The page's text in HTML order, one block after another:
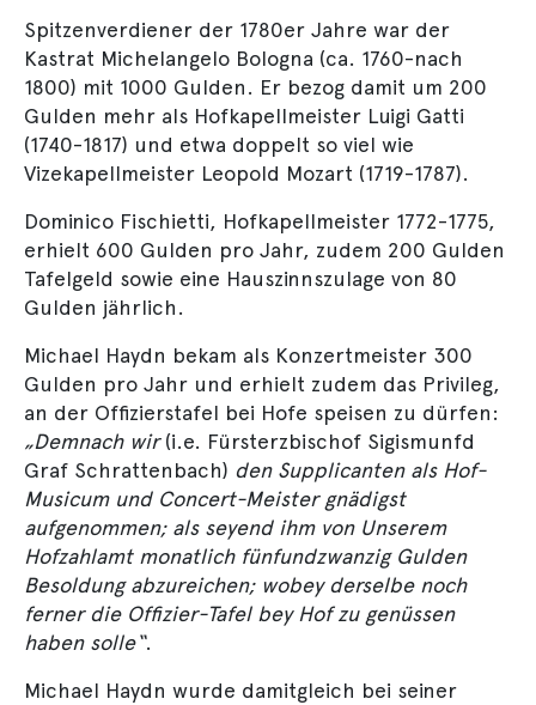
Spitzenverdiener der 1780er Jahre war der
Kastrat Michelangelo Bologna (ca. 1760-nach
1800) mit 1000 Gulden. Er bezog damit um 200
Gulden mehr als Hofkapellmeister Luigi Gatti
(1740-1817) und etwa doppelt so viel wie
Vizekapellmeister Leopold Mozart (1719-1787).
Dominico Fischietti, Hofkapellmeister 1772-1775,
erhielt 600 Gulden pro Jahr, zudem 200 Gulden
Tafelgeld sowie eine Hauszinnszulage von 80
Gulden jährlich.
Michael Haydn bekam als Konzertmeister 300
Gulden pro Jahr und erhielt zudem das Privileg,
an der Offizierstafel bei Hofe speisen zu dürfen:
„Demnach wir(i.e. Fürsterzbischof Sigismunfd
Graf Schrattenbach) den Supplicanten als Hof-
Musicum und Concert-Meister gnädigst
aufgenommen; als seyend ihm von Unserem
Hofzahlamt monatlich fünfundzwanzig Gulden
Besoldung abzureichen; wobey derselbe noch
ferner die Offizier-Tafel bey Hof zu genüssen
haben solle“.
Michael Haydn wurde damitgleich bei seiner